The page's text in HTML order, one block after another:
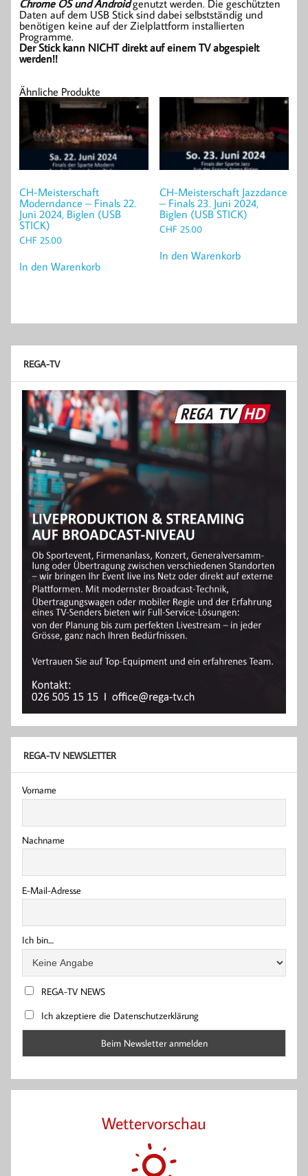
Chrome OS und Androidgenutzt werden. Die geschützten
Daten auf dem USB Stick sind dabei selbstständig und
benötigen keine auf der Zielplattform installierten
Programme.
Der Stick kann NICHT direkt auf einem TV abgespielt
werden!!
Ähnliche Produkte
CH-Meisterschaft
Moderndance – Finals 22.
Juni 2024, Biglen (USB
STICK)
CHF 25.00
In den Warenkorb
CH-Meisterschaft Jazzdance
– Finals 23. Juni 2024,
Biglen (USB STICK)
CHF25.00
In den Warenkorb
REGA-TV
REGA-TV NEWSLETTER
Vorname
Nachname
E-Mail-Adresse
Ich bin....
REGA-TV NEWS
Ich akzeptiere die Datenschutzerklärung
Wettervorschau